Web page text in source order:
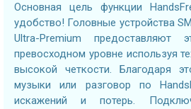
Основная цель функции
удобство! Головные устройства
Ultra-Premium предоставляют
превосходном уровне используя
высокой четкости. Благодаря
музыки или разговор по
искажений и потерь.